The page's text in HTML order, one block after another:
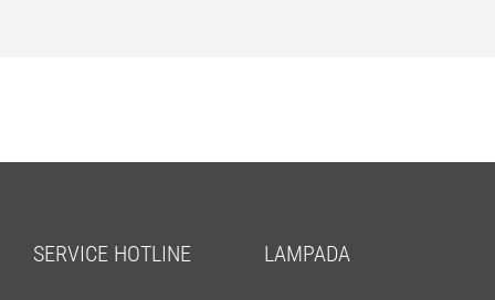
SERVICE HOTLINE LAMPADA